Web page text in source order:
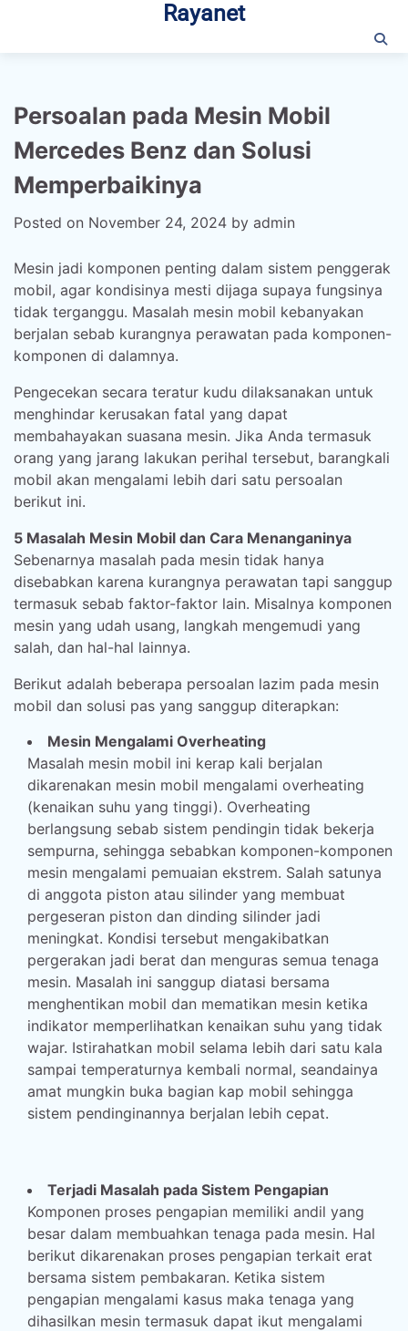
content
Rayanet
Persoalan pada Mesin Mobil
Mercedes Benz dan Solusi
Memperbaikinya
Posted on November 24, 2024 by admin
Mesin jadi komponen penting dalam sistem penggerak
mobil, agar kondisinya mesti dijaga supaya fungsinya
tidak terganggu. Masalah mesin mobil kebanyakan
berjalan sebab kurangnya perawatan pada komponen-
komponen di dalamnya.
Pengecekan secara teratur kudu dilaksanakan untuk
menghindar kerusakan fatal yang dapat
membahayakan suasana mesin. Jika Anda termasuk
orang yang jarang lakukan perihal tersebut, barangkali
mobil akan mengalami lebih dari satu persoalan
berikut ini.
5 Masalah Mesin Mobil dan Cara Menanganinya
Sebenarnya masalah pada mesin tidak hanya
disebabkan karena kurangnya perawatan tapi sanggup
termasuk sebab faktor-faktor lain. Misalnya komponen
mesin yang udah usang, langkah mengemudi yang
salah, dan hal-hal lainnya.
Berikut adalah beberapa persoalan lazim pada mesin
mobil dan solusi pas yang sanggup diterapkan:
Mesin Mengalami Overheating
Masalah mesin mobil ini kerap kali berjalan
dikarenakan mesin mobil mengalami overheating
(kenaikan suhu yang tinggi). Overheating
berlangsung sebab sistem pendingin tidak bekerja
sempurna, sehingga sebabkan komponen-komponen
mesin mengalami pemuaian ekstrem. Salah satunya
di anggota piston atau silinder yang membuat
pergeseran piston dan dinding silinder jadi
meningkat. Kondisi tersebut mengakibatkan
pergerakan jadi berat dan menguras semua tenaga
mesin. Masalah ini sanggup diatasi bersama
menghentikan mobil dan mematikan mesin ketika
indikator memperlihatkan kenaikan suhu yang tidak
wajar. Istirahatkan mobil selama lebih dari satu kala
sampai temperaturnya kembali normal, seandainya
amat mungkin buka bagian kap mobil sehingga
sistem pendinginannya berjalan lebih cepat.
Terjadi Masalah pada Sistem Pengapian
Komponen proses pengapian memiliki andil yang
besar dalam membuahkan tenaga pada mesin. Hal
berikut dikarenakan proses pengapian terkait erat
bersama sistem pembakaran. Ketika sistem
pengapian mengalami kasus maka tenaga yang
dihasilkan mesin termasuk dapat ikut mengalami